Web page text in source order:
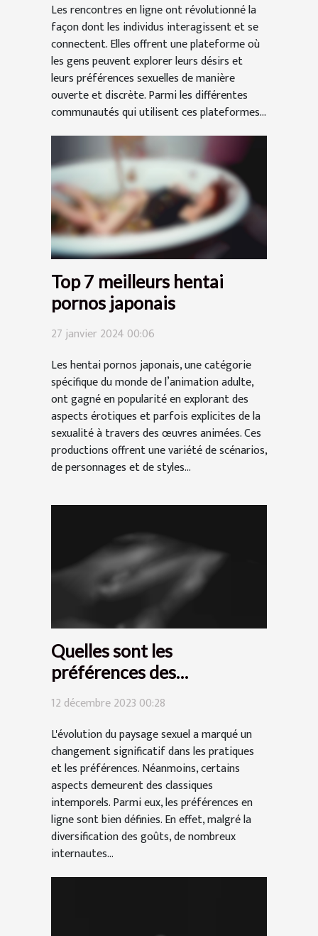
Les rencontres en ligne ont révolutionné la
façon dont les individus interagissent et se
connectent. Elles offrent une plateforme où
les gens peuvent explorer leurs désirs et
leurs préférences sexuelles de manière
ouverte et discrète. Parmi les différentes
communautés qui utilisent ces plateformes...
Top 7 meilleurs hentai
pornos japonais
27 janvier 2024 00:06
Les hentai pornos japonais, une catégorie
spécifique du monde de l’animation adulte,
ont gagné en popularité en explorant des
aspects érotiques et parfois explicites de la
sexualité à travers des œuvres animées. Ces
productions offrent une variété de scénarios,
de personnages et de styles...
Quelles sont les
préférences des
internautes pour les
?
12 décembre 2023 00:28
L'évolution du paysage sexuel a marqué un
changement significatif dans les pratiques
et les préférences. Néanmoins, certains
aspects demeurent des classiques
intemporels. Parmi eux, les préférences en
ligne sont bien définies. En effet, malgré la
diversification des goûts, de nombreux
internautes...